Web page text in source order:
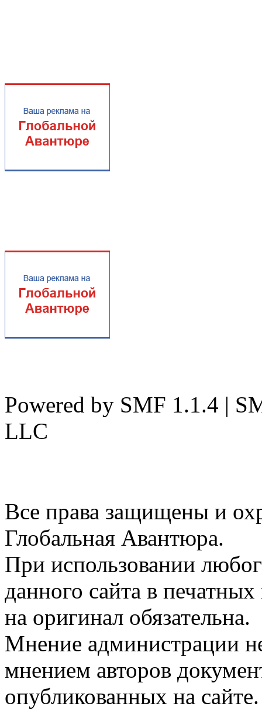
Powered by SMF 1.1.4 |
LLC
Все права защищены и
Глобальная Авантюра.
При использовании
данного сайта в
на оригинал обязательна.
Мнение администрации
мнением авторов
опубликованных на сайте.